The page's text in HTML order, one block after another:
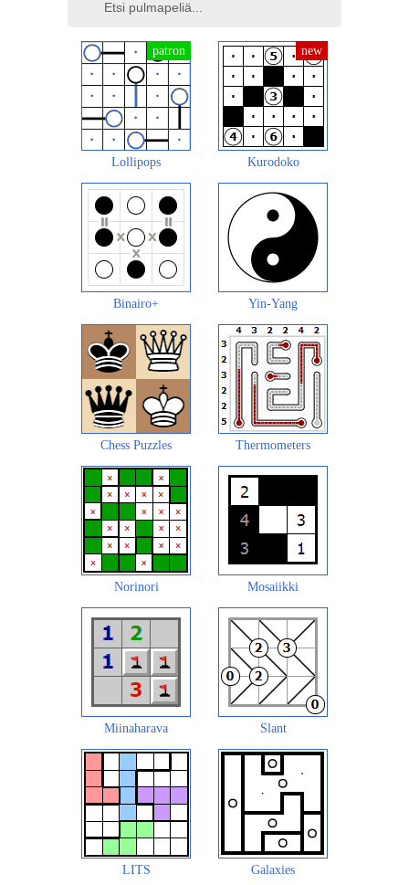
Lollipops Kurodoko
Binairo+ Yin-Yang
Chess Puzzles Thermometers
Norinori Mosaiikki
Miinaharava Slant
LITS Galaxies